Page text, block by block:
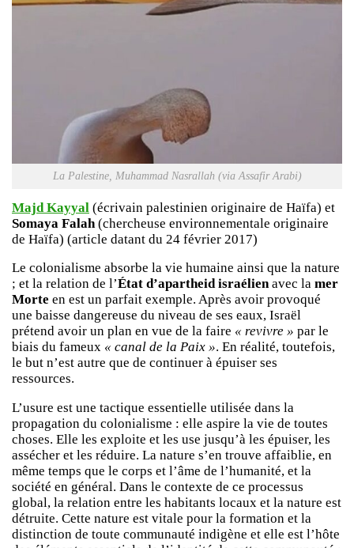
La Palestine, Muhammad Nasrallah (via Assafir Arabi)
Majd Kayyal (écrivain palestinien originaire de Haïfa) et
Somaya Falah (chercheuse environnementale originaire
de Haïfa) (article datant du 24 février 2017)
Le colonialisme absorbe la vie humaine ainsi que la nature
; et la relation de l’État d’apartheid israélienavec la mer
Morte en est un parfait exemple. Après avoir provoqué
une baisse dangereuse du niveau de ses eaux, Israël
prétend avoir un plan en vue de la faire « revivre » par le
biais du fameux « canal de la Paix ». En réalité, toutefois,
le but n’est autre que de continuer à épuiser ses
ressources.
L’usure est une tactique essentielle utilisée dans la
propagation du colonialisme : elle aspire la vie de toutes
choses. Elle les exploite et les use jusqu’à les épuiser, les
assécher et les réduire. La nature s’en trouve affaiblie, en
même temps que le corps et l’âme de l’humanité, et la
société en général. Dans le contexte de ce processus
global, la relation entre les habitants locaux et la nature est
détruite. Cette nature est vitale pour la formation et la
distinction de toute communauté indigène et elle est l’hôte